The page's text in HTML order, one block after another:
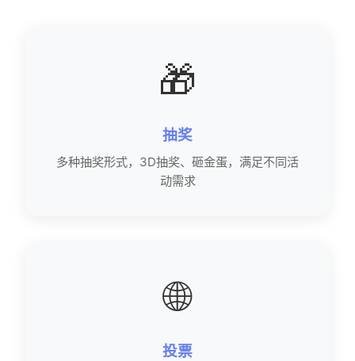
🎁
抽奖
多种抽奖形式，3D抽奖、砸金蛋，满足不同活
动需求
🌐
投票